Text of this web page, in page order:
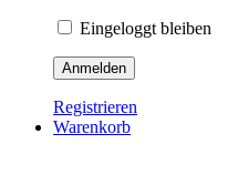
Eingeloggt bleiben
Registrieren
Warenkorb